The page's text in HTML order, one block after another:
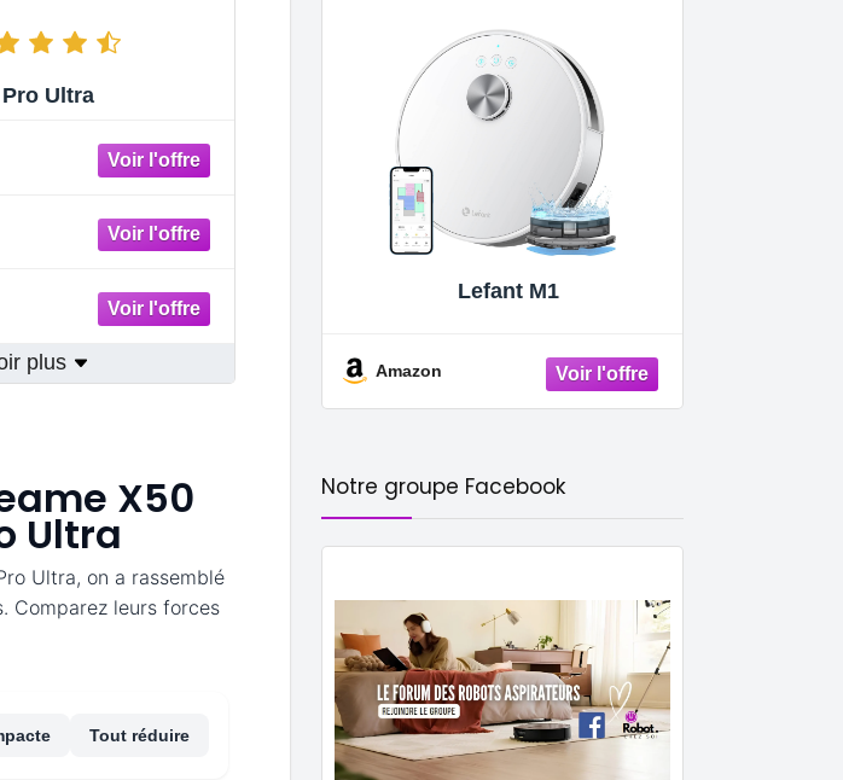
Ultra
plus
X50
Ultra
Ultra, on a rassemblé
Comparez leurs forces
Tout réduire
Lefant M1
Amazon
Notre groupe Facebook